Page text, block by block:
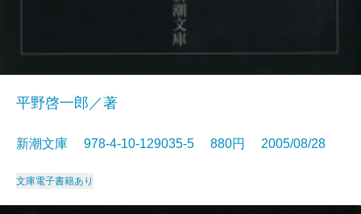
平野啓一郎／著
新潮文庫 978-4-10-129035-5 880円 2005/08/28
文庫電子書籍あり